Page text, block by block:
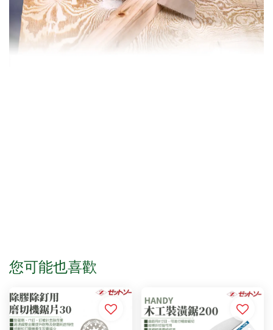
您可能也喜歡